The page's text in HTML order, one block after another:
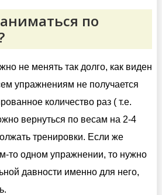
по
не менять так долго, как виден
упражнениям не получается
количество раз ( т.е.
вернуться по весам на 2-4
тренировки. Если же
то одном упражнении, то нужно
давности именно для него,